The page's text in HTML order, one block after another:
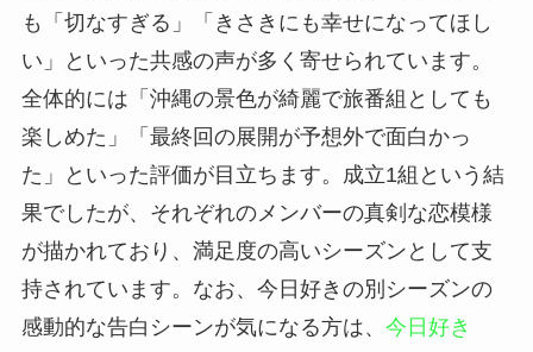
も「切なすぎる」「きさきにも幸せになってほし
い」といった共感の声が多く寄せられています。
全体的には「沖縄の景色が綺麗で旅番組としても
楽しめた」「最終回の展開が予想外で面白かっ
た」といった評価が目立ちます。成立1組という結
果でしたが、それぞれのメンバーの真剣な恋模様
が描かれており、満足度の高いシーズンとして支
持されています。なお、今日好きの別シーズンの
感動的な告白シーンが気になる方は、 今日好き